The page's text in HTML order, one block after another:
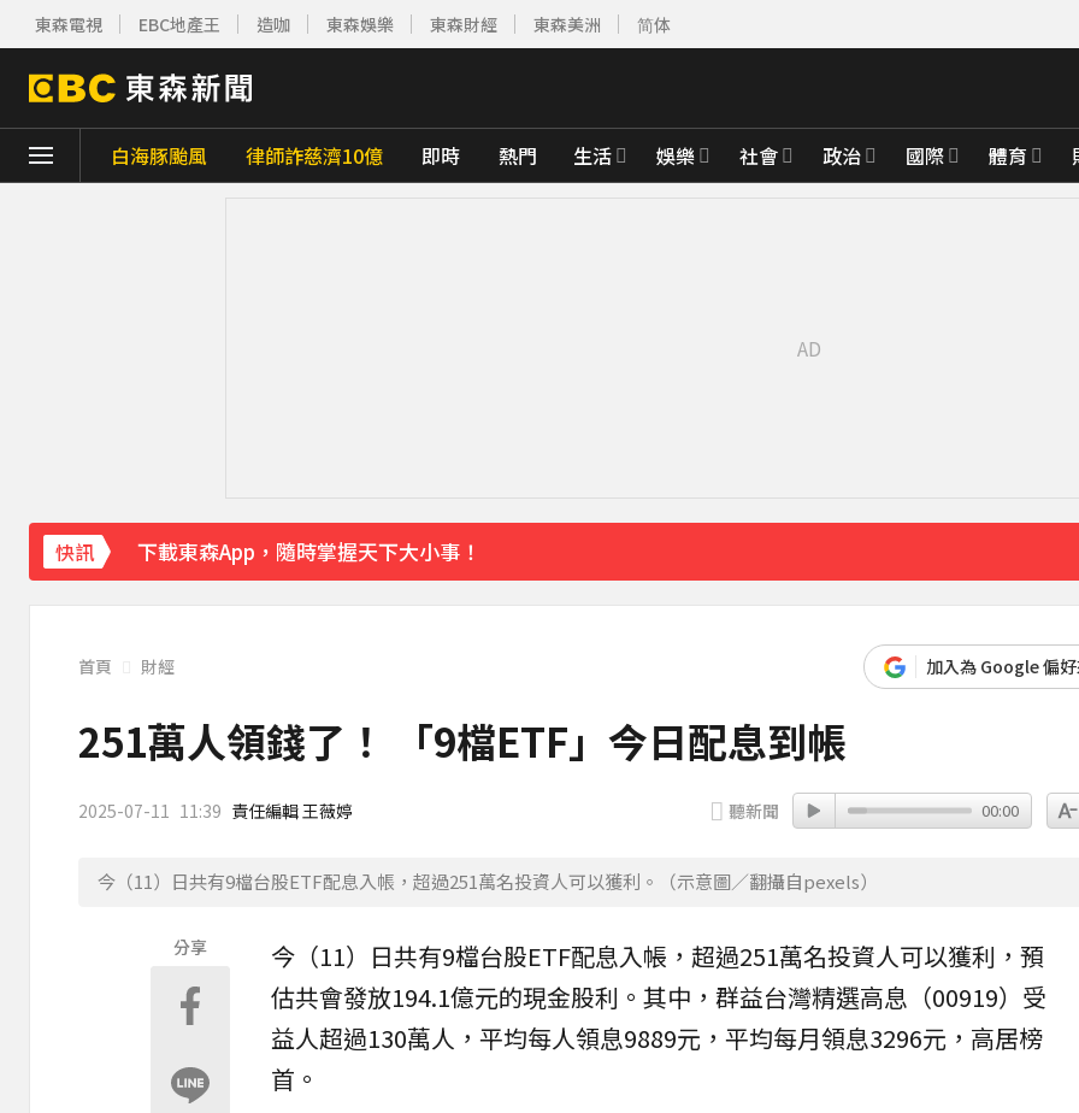
東森電視 EBC地產王 造咖 東森娛樂 東森財經 東森美洲 简体
白海豚颱風 律師詐慈濟10億 即時 熱門 生活 娛樂 社會 政治 國際 體育
快訊
下載東森App，隨時掌握天下大小事！
證交所新規下周起實施 處置撮合時間縮短為2分鐘
19分鐘前
首頁 財經 加入為 Google 偏
251萬人領錢了！ 「9檔ETF」今日配息到帳
2025-07-11 11:39 責任編輯 王薇婷 聽新聞 00:00
今（11）日共有9檔台股ETF配息入帳，超過251萬名投資人可以獲利。（示意圖／翻攝自pexels）
分享 今（11）日共有9檔台股ETF配息入帳，超過251萬名投資人可以獲利，預
估共會發放194.1億元的現金股利 。其中，群益台灣精選高息（00919）受
益人超過130萬人，平均每人領息9889元，平均每月領息3296元，高居榜
首。